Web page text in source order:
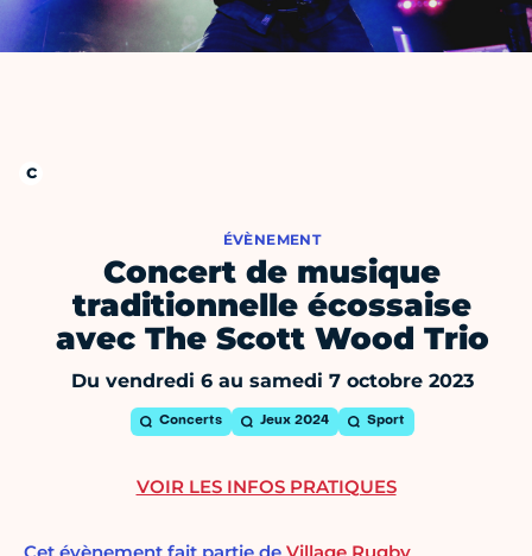
ÉVÈNEMENT
Concert de musique
traditionnelle écossaise
avec The Scott Wood Trio
Du vendredi 6 au samedi 7 octobre 2023
Concerts Jeux 2024 Sport
VOIR LES INFOS PRATIQUES